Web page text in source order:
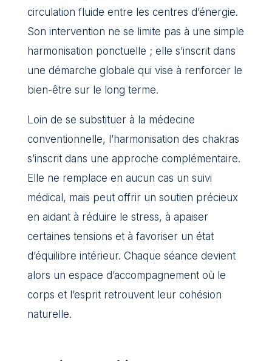
circulation fluide entre les centres d’énergie.
Son intervention ne se limite pas à une simple
harmonisation ponctuelle ; elle s’inscrit dans
une démarche globale qui vise à renforcer le
bien-être sur le long terme.
Loin de se substituer à la médecine
conventionnelle, l’harmonisation des chakras
s’inscrit dans une approche complémentaire.
Elle ne remplace en aucun cas un suivi
médical, mais peut offrir un soutien précieux
en aidant à réduire le stress, à apaiser
certaines tensions et à favoriser un état
d’équilibre intérieur. Chaque séance devient
alors un espace d’accompagnement où le
corps et l’esprit retrouvent leur cohésion
naturelle.